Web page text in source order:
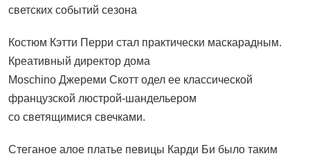
светских событий сезона
Костюм Кэтти Перри стал практически маскарадным.
Креативный директор дома
Moschino Джереми Скотт одел ее классической
французской люстрой-шандельером
со светящимися свечками.
Стеганое алое платье певицы Карди Би было таким